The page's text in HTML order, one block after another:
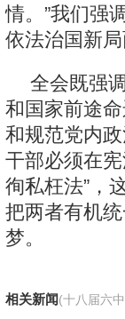
情。”我们强
依法治国新局
全会既强
和国家前途
和规范党内
干部必须在
徇私枉法”，
把两者有机
梦。
相关新闻(十八届六